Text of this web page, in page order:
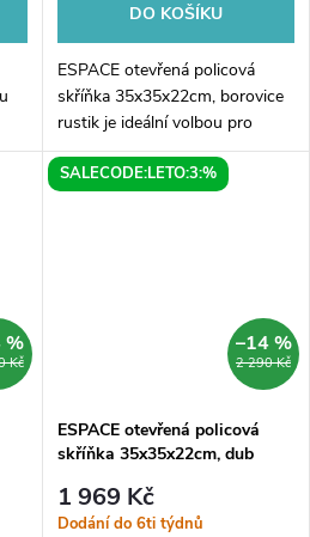
DO KOŠÍKU
ESPACE otevřená policová
skříňka 35x35x22cm, borovice
rustik je ideální volbou pro
milovníky přírodního stylu v
interiéru. Tato stylová a
Kč
%
SALECODE:LETO:3:%
2 290 Kč
–14 %
ESPACE otevřená policová
skříňka 35x35x22cm, dub
1 969 Kč
Dodání do 6ti týdnů